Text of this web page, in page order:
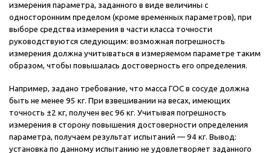
измерения параметра, заданного в виде величины с
односторонним пределом (кроме временных параметров), при
выборе средства измерения в части класса точности
руководствуются следующим: возможная погрешность
измерения должна учитываться в измеряемом параметре таким
образом, чтобы повышалась достоверность его определения.
Например, задано требование, что масса ГОС в сосуде должна
быть не менее 95 кг. При взвешивании на весах, имеющих
точность ±2 кг, получен вес 96 кг. Учитывая погрешность
измерения в сторону повышения достоверности определения
параметра, получаем результат испытаний — 94 кг. Вывод:
установка по данному испытанию не удовлетворяет заданного